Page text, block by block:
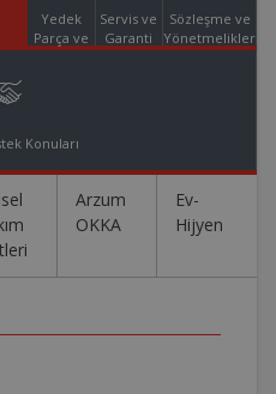
Yedek
Parça ve
Servis ve
Garanti
Sözleşme ve
Yönetmelikler
Konuları
Arzum
OKKA
Ev-
Hijyen